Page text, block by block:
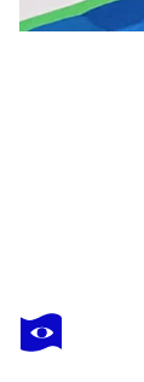
MONTSE
BARBERÀ